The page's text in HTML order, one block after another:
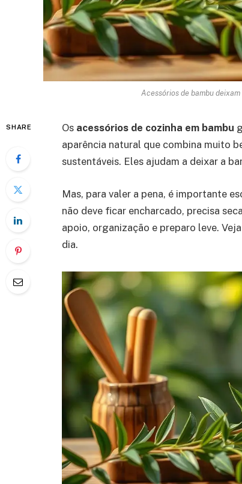
Acessórios de bambu
SHARE Os acessórios de cozinha em bambu
aparência natural que combina muito
sustentáveis. Eles ajudam a deixar a
Mas, para valer a pena, é importante
não deve ficar encharcado, precisa
apoio, organização e preparo leve.
dia.